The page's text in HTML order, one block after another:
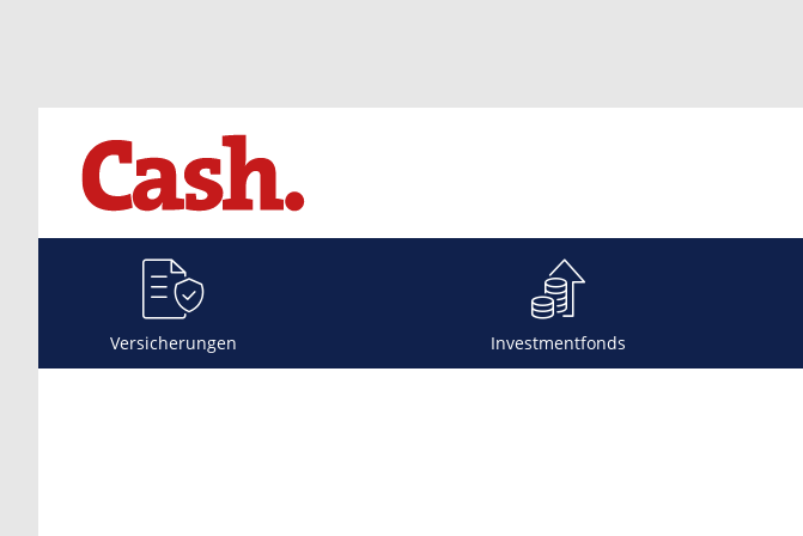
Versicherungen Investmentfonds